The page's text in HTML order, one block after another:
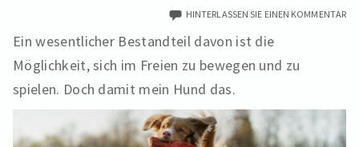
HINTERLASSEN SIE EINEN KOMMENTAR
Ein wesentlicher Bestandteil davon ist die
Möglichkeit, sich im Freien zu bewegen und zu
spielen. Doch damit mein Hund das.